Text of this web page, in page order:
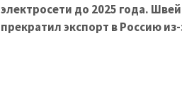
электросети до 2025 года.
прекратил экспорт в Россию